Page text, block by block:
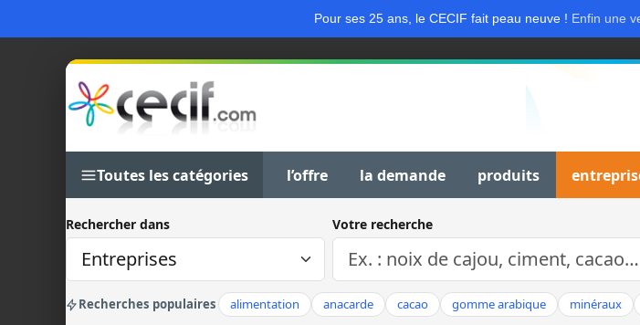
Pour ses 25 ans, le CECIF fait peau neuve ! Enfin une
Toutes les catégories l’offre la demande produits
Rechercher dans Votre recherche
Recherches populaires alimentation anacarde cacao gomme arabique minéraux